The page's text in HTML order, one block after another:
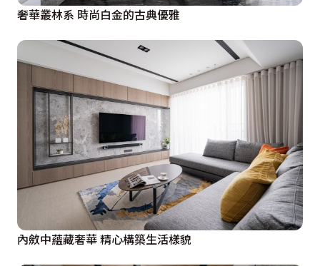
奢華叢林系 時尚白金的古典優雅
內斂中蘊藏奢華 精心構築生活樣貌